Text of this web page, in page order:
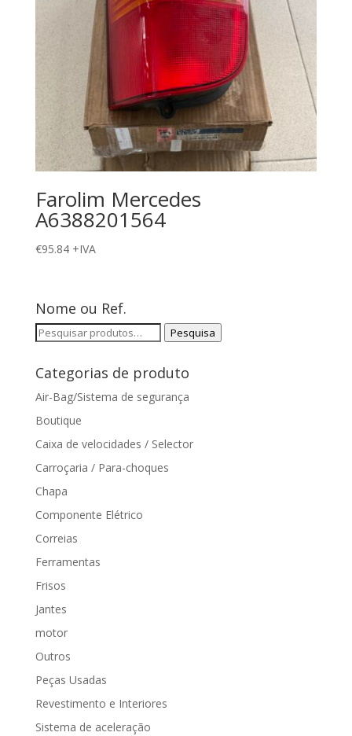
Farolim Mercedes
A6388201564
€95.84 +IVA
Nome ou Ref.
Pesquisar
Pesquisa
Categorias de produto
Air-Bag/Sistema de segurança
Boutique
Caixa de velocidades / Selector
Carroçaria / Para-choques
Chapa
Componente Elétrico
Correias
Ferramentas
Frisos
Jantes
motor
Outros
Peças Usadas
Revestimento e Interiores
Sistema de aceleração